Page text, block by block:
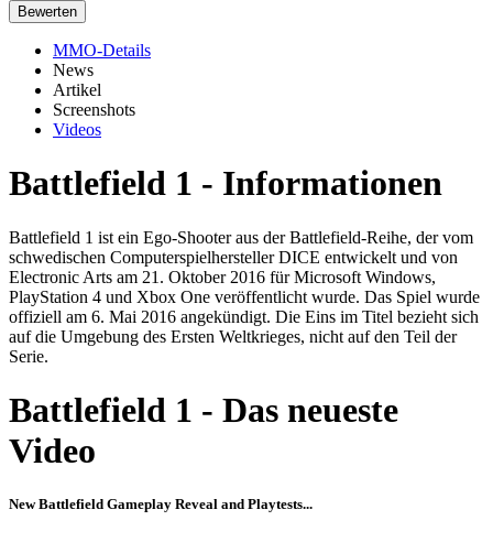
MMO-Details
News
Artikel
Screenshots
Videos
Battlefield 1 - Informationen
Battlefield 1 ist ein Ego-Shooter aus der Battlefield-Reihe, der vom
schwedischen Computerspielhersteller DICE entwickelt und von
Electronic Arts am 21. Oktober 2016 für Microsoft Windows,
PlayStation 4 und Xbox One veröffentlicht wurde. Das Spiel wurde
offiziell am 6. Mai 2016 angekündigt. Die Eins im Titel bezieht sich
auf die Umgebung des Ersten Weltkrieges, nicht auf den Teil der
Serie.
Battlefield 1 - Das neueste
Video
New Battlefield Gameplay Reveal and Playtests...